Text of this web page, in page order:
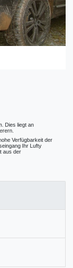
Dies liegt an
Verfügbarkeit der
Ihr Lufty
aus der